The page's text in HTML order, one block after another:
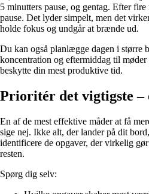
5 minutters pause, og gentag. Efter
pause. Det lyder simpelt, men det
holde fokus og undgår at brænde ud.
Du kan også planlægge dagen i
koncentration og eftermiddag til
beskytte din mest produktive tid.
Prioritér det vigtigste –
En af de mest effektive måder at få
sige nej. Ikke alt, der lander på dit
identificere de opgaver, der virkelig
resten.
Spørg dig selv: